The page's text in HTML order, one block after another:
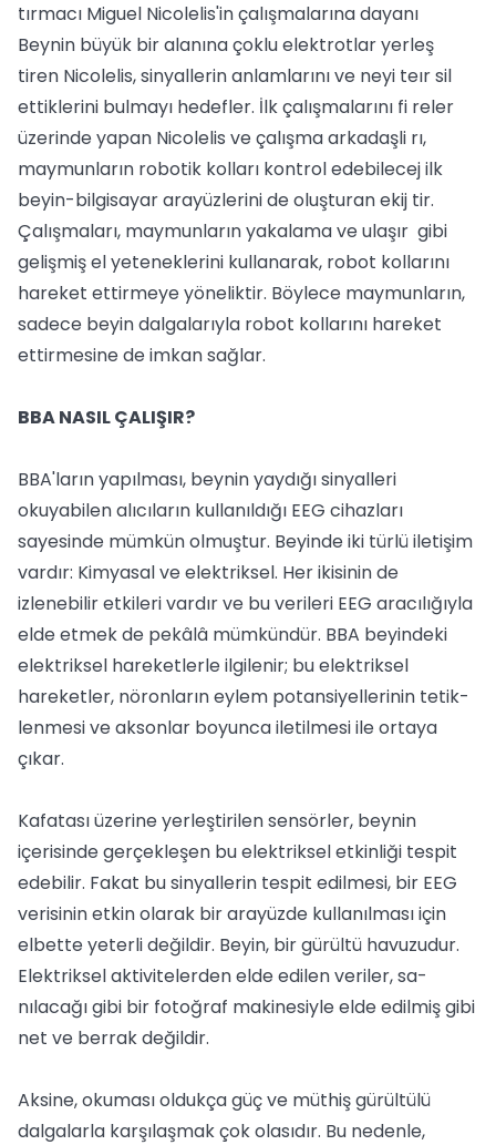
tırmacı Miguel Nicolelis'in çalışmalarına dayanı
Beynin büyük bir alanına çoklu elektrotlar yerleş
tiren Nicolelis, sinyallerin anlamlarını ve neyi teır sil
ettiklerini bulmayı hedefler. İlk çalışmalarını fi reler
üzerinde yapan Nicolelis ve çalışma arkadaşli rı,
maymunların robotik kolları kontrol edebilecej ilk
beyin-bilgisayar arayüzlerini de oluşturan ekij tir.
Çalışmaları, maymunların yakalama ve ulaşır gibi
gelişmiş el yeteneklerini kullanarak, robot kollarını
hareket ettirmeye yöneliktir. Böylece maymunların,
sadece beyin dalgalarıyla robot kollarını hareket
ettirmesine de imkan sağlar.
BBA NASIL ÇALIŞIR?
BBA'ların yapılması, beynin yaydığı sinyalleri
okuyabilen alıcıların kullanıldığı EEG cihazları
sayesinde mümkün olmuştur. Beyinde iki türlü iletişim
vardır: Kimyasal ve elektriksel. Her ikisinin de
izlenebilir etkileri vardır ve bu verileri EEG aracılığıyla
elde etmek de pekâlâ mümkündür. BBA beyindeki
elektriksel hareketlerle ilgilenir; bu elektriksel
hareketler, nöronların eylem potansiyellerinin tetik-
lenmesi ve aksonlar boyunca iletilmesi ile ortaya
çıkar.
Kafatası üzerine yerleştirilen sensörler, beynin
içerisinde gerçekleşen bu elektriksel etkinliği tespit
edebilir. Fakat bu sinyallerin tespit edilmesi, bir EEG
verisinin etkin olarak bir arayüzde kullanılması için
elbette yeterli değildir. Beyin, bir gürültü havuzudur.
Elektriksel aktivitelerden elde edilen veriler, sa-
nılacağı gibi bir fotoğraf makinesiyle elde edilmiş gibi
net ve berrak değildir.
Aksine, okuması oldukça güç ve müthiş gürültülü
dalgalarla karşılaşmak çok olasıdır. Bu nedenle,